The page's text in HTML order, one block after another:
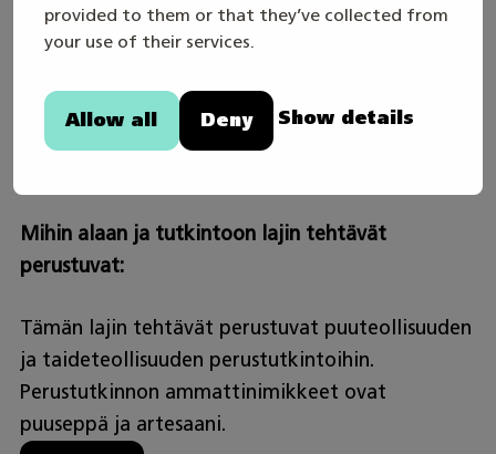
provided to them or that they’ve collected from
your use of their services.
Allow all Deny Show details
Työajat?
Työtä tehdään päiväaikaan pääsääntöisesti,
mutta työpaikasta riippuen myös vuorotyö on
Mihin alaan ja tutkintoon lajin tehtävät
perustuvat:
Tämän lajin tehtävät perustuvat puuteollisuuden
ja taideteollisuuden perustutkintoihin.
Perustutkinnon ammattinimikkeet ovat
puuseppä ja artesaani.